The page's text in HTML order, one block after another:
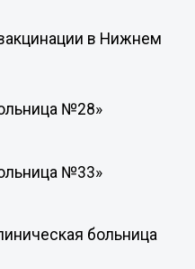
в Нижнем
№28»
№33»
больница